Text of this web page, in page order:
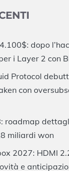
dopo
i Layer 2 con
Protocol
con
roadmap
miliardi won
2027: HDMI
e